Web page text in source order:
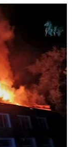
sekä
kertoi Posi